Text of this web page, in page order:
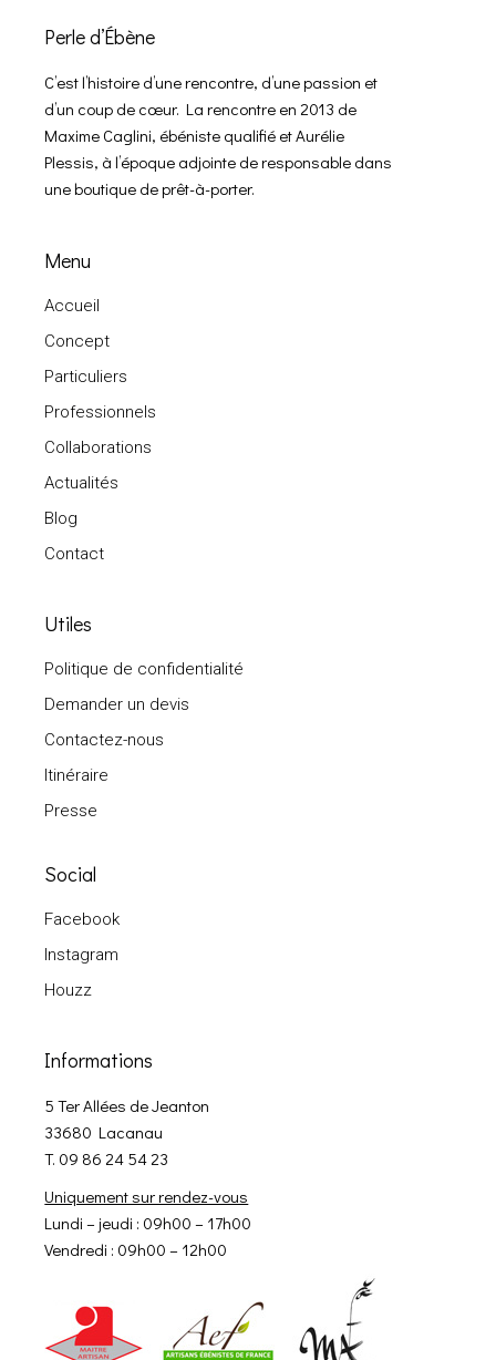
Perle d’Ébène
C’est l’histoire d’une rencontre, d’une passion et
d’un coup de cœur. La rencontre en 2013 de
Maxime Caglini, ébéniste qualifié et Aurélie
Plessis, à l’époque adjointe de responsable dans
une boutique de prêt-à-porter.
Menu
Accueil
Concept
Particuliers
Professionnels
Collaborations
Actualités
Blog
Contact
Utiles
Politique de confidentialité
Demander un devis
Contactez-nous
Itinéraire
Presse
Social
Facebook
Instagram
Houzz
Informations
5 Ter Allées de Jeanton
33680 Lacanau
T. 09 86 24 54 23
Uniquement sur rendez-vous
Lundi – jeudi : 09h00 – 17h00
Vendredi : 09h00 – 12h00